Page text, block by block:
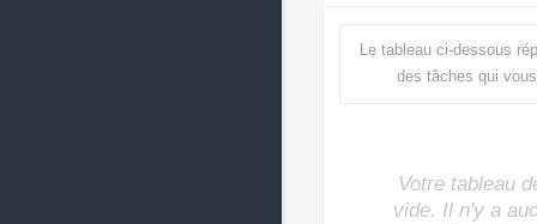
Le tableau ci-dessous
des tâches qui
Votre tableau
vide. Il n'y a